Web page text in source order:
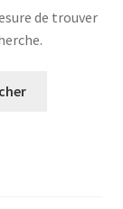
de trouver